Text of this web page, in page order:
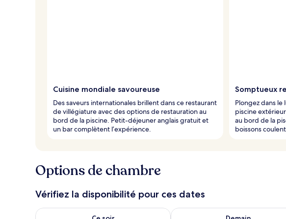
Cuisine mondiale savoureuse
Des saveurs internationales brillent dans ce restaurant
de villégiature avec des options de restauration au
bord de la piscine. Petit-déjeuner anglais gratuit et
un bar complètent l’expérience.
Somptueux
Plongez dans le
piscine
au bord de la
boissons
Options de chambre
Vérifiez la disponibilité pour ces dates
Vérifier la disponibilité pour ce soir août 7 - août 8Vérifier la disponibilité pour